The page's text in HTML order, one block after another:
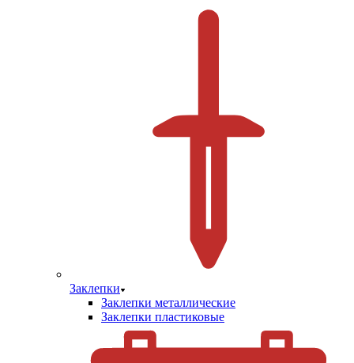
Заклепки
Заклепки металлические
Заклепки пластиковые